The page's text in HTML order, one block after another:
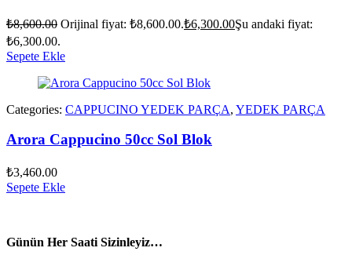
₺8,600.00 Orijinal fiyat: ₺8,600.00.₺6,300.00Şu andaki fiyat:
₺6,300.00.
Sepete Ekle
Categories: CAPPUCINO YEDEK PARÇA, YEDEK PARÇA
Arora Cappucino 50cc Sol Blok
₺3,460.00
Sepete Ekle
Günün Her Saati Sizinleyiz…